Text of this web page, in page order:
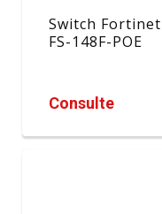
Switch Fortinet
FS-148F-POE
Consulte